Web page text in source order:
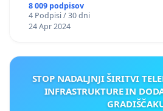
8 009 podpisov
4 Podpisi / 30 dni
24 Apr 2024
STOP NADALJNJI ŠIRITVI
INFRASTRUKTURE IN